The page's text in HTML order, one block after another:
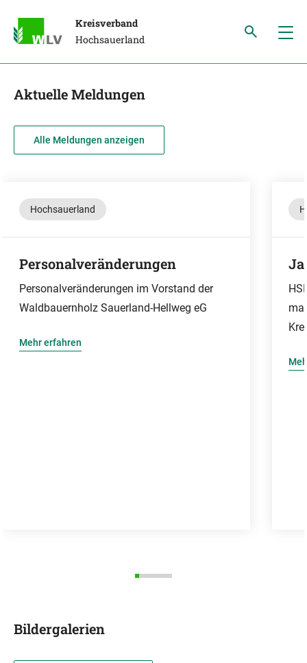
Kreisverband
Hochsauerland
Aktuelle Meldungen
Alle Meldungen anzeigen
Hochsauerland
Personalveränderungen
Personalveränderungen im Vorstand der
Waldbauernholz Sauerland-Hellweg eG
Mehr erfahren
Bildergalerien